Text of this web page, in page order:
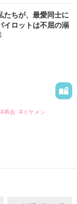
ございます。
たちが、最愛同士に
イロットは不屈の溺
#再会 #イケメン